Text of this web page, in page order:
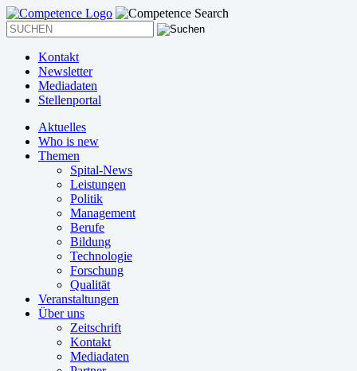
Kontakt
Newsletter
Mediadaten
Stellenportal
Aktuelles
Who is new
Themen
Spital-News
Leistungen
Politik
Management
Berufe
Bildung
Technologie
Forschung
Qualität
Veranstaltungen
Über uns
Zeitschrift
Kontakt
Mediadaten